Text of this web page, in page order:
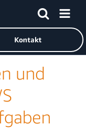
Services-Startseite
Kontakt
und